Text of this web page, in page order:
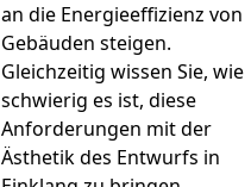
an die Energieeffizienz von
Gebäuden steigen.
Gleichzeitig wissen Sie, wie
schwierig es ist, diese
Anforderungen mit der
Ästhetik des Entwurfs in